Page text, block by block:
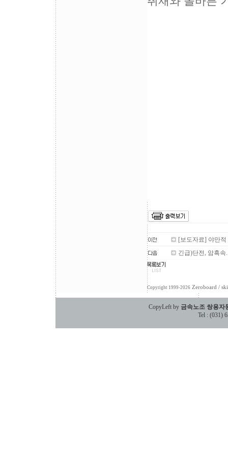
[보도자료] 야만
긴급)단전, 암흑속.
Copyright 1999-2026 Zeroboard /
CopyLeft by 금속노조 쌍용자
Tel : (031)